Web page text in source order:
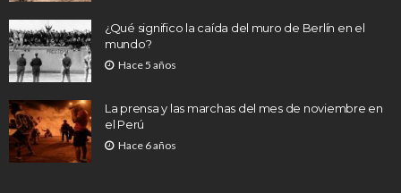
¿Qué significo la caída del muro de Berlín en el
mundo?
Hace 5 años
La prensa y las marchas del mes de noviembre en
el Perú
Hace 6 años